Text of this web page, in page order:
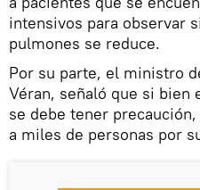
intensivos para observar
pulmones se reduce.
Por su parte, el ministro
Véran, señaló que si
se debe tener precaución,
a miles de personas por